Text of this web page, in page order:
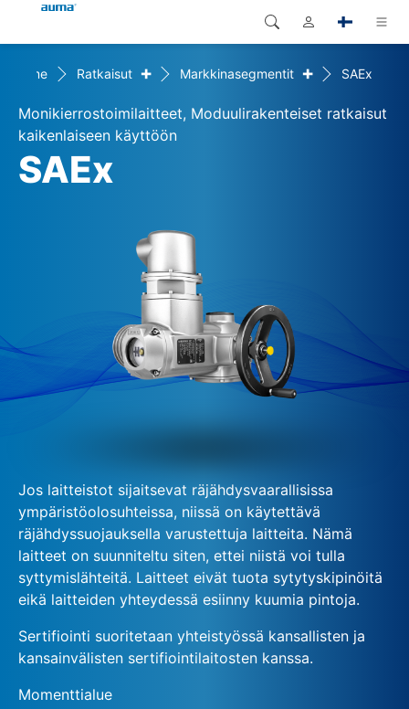
Tuotteet
Ratkaisut
Dokumentit
Global
Eurooppa
Aasia ja Tyynen valtameren
Pohjois-Amerikka
Haku
Home Ratkaisut + Markkinasegmentit + SAEx
Monikierrostoimilaitteet, Moduulirakenteiset ratkaisut
kaikenlaiseen käyttöön
SAEx
Jos laitteistot sijaitsevat räjähdysvaarallisissa
ympäristöolosuhteissa, niissä on käytettävä
räjähdyssuojauksella varustettuja laitteita. Nämä
laitteet on suunniteltu siten, ettei niistä voi tulla
syttymislähteitä. Laitteet eivät tuota sytytyskipinöitä
eikä laitteiden yhteydessä esiinny kuumia pintoja.
Sertifiointi suoritetaan yhteistyössä kansallisten ja
kansainvälisten sertifiointilaitosten kanssa.
Momenttialue